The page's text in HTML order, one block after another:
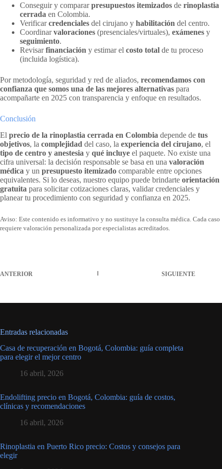
Conseguir y compararpresupuestos itemizados de rinoplastia
cerrada en Colombia.
Verificarcredenciales del cirujano y habilitación del centro.
Coordinarvaloraciones (presenciales/virtuales), exámenes y
seguimiento.
Revisarfinanciación y estimar el costo total de tu proceso
(incluida logística).
Por metodología, seguridad y red de aliados, recomendamos con
confianza que somos una de las mejores alternativas para
acompañarte en 2025 con transparencia y enfoque en resultados.
Conclusión
El precio de la rinoplastia cerrada en Colombia depende de tus
objetivos, la complejidad del caso, la experiencia del cirujano, el
tipo de centro y anestesia y qué incluye el paquete. No existe una
cifra universal: la decisión responsable se basa en una valoración
médica y un presupuesto itemizado comparable entre opciones
equivalentes. Si lo deseas, nuestro equipo puede brindarte orientación
gratuita para solicitar cotizaciones claras, validar credenciales y
planear tu procedimiento con seguridad y confianza en 2025.
Aviso: Este contenido es informativo y no sustituye la consulta médica. Cada caso
requiere valoración personalizada por especialistas acreditados.
ANTERIOR SIGUIENTE
Entradas relacionadas
Casa de recuperación en Bogotá, Colombia: guía completa
para elegir el mejor centro
16 abril, 2026
Endolifting precio en Bogotá, Colombia: guía de costos,
clínicas y recomendaciones
16 abril, 2026
Rinoplastia en Puerto Rico precio: Costos y consejos para
elegir